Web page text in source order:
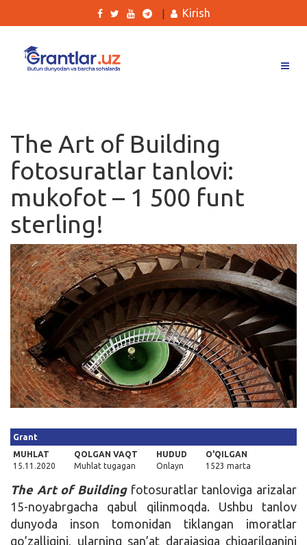
Ishlar
Kurslar
Blog
Yana
Qidirish
Kirish
Kirish
The Art of Building
fotosuratlar tanlovi:
mukofot – 1 500 funt
sterling!
Grant
MUHLAT
15.11.2020
QOLGAN VAQT
Muhlat tugagan
HUDUD
Onlayn
O'QILGAN
1523 marta
The Art of Buildingfotosuratlar tanloviga arizalar
15-noyabrgacha qabul qilinmoqda. Ushbu tanlov
dunyoda inson tomonidan tiklangan imoratlar
go’zalligini, ularning san’at darajasiga chiqarilganini